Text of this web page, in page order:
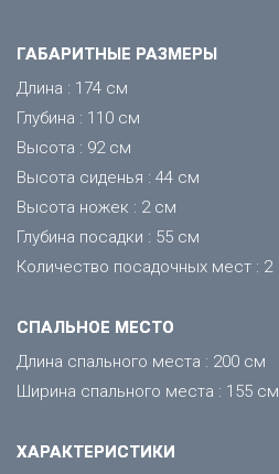
ГАБАРИТНЫЕ РАЗМЕРЫ
Длина : 174 см
Глубина : 110 см
Высота : 92 см
Высота сиденья : 44 см
Высота ножек : 2 см
Глубина посадки : 55 см
Количество посадочных мест : 2
CПАЛЬНОЕ МЕСТО
Длина спального места : 200 см
Ширина спального места : 155 см
ХАРАКТЕРИСТИКИ